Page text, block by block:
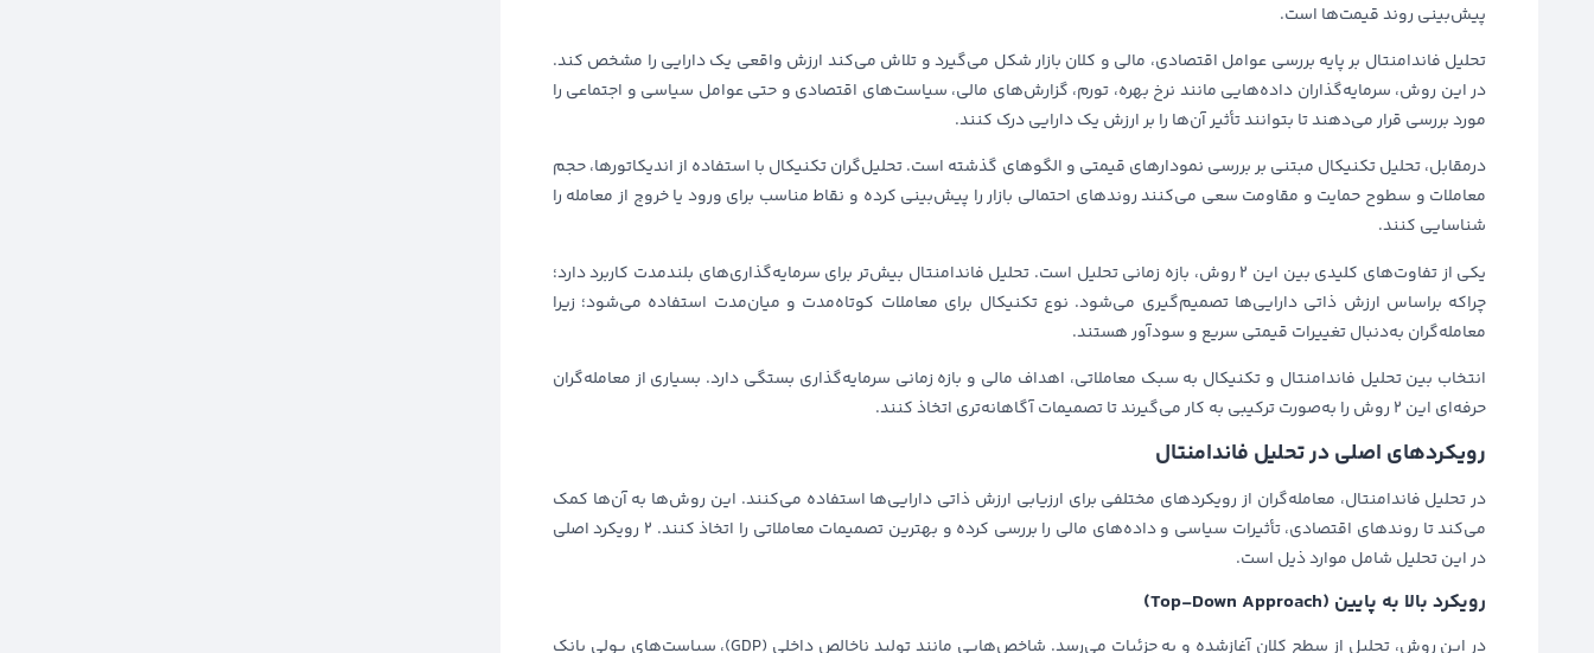
پیش‌بینی روند قیمت‌ها است.
تحلیل فاندامنتال بر پایه بررسی عوامل اقتصادی، مالی و کلان بازار شکل می‌گیرد و تلاش می‌کند ارزش واقعی یک دارایی را مشخص کند.
در این روش، سرمایه‌گذاران داده‌هایی مانند نرخ بهره، تورم، گزارش‌های مالی، سیاست‌های اقتصادی و حتی عوامل سیاسی و اجتماعی را
مورد بررسی قرار می‌دهند تا بتوانند تأثیر آن‌ها را بر ارزش یک دارایی درک کنند.
درمقابل، تحلیل تکنیکال مبتنی بر بررسی نمودارهای قیمتی و الگوهای گذشته است. تحلیل‌گران تکنیکال با استفاده از اندیکاتورها، حجم
معاملات و سطوح حمایت و مقاومت سعی می‌کنند روندهای احتمالی بازار را پیش‌بینی کرده و نقاط مناسب برای ورود یا خروج از معامله را
شناسایی کنند.
یکی از تفاوت‌های کلیدی بین این 2 روش، بازه زمانی تحلیل است. تحلیل فاندامنتال بیش‌تر برای سرمایه‌گذاری‌های بلندمدت کاربرد دارد؛
چراکه براساس ارزش ذاتی دارایی‌ها تصمیم‌گیری می‌شود. نوع تکنیکال برای معاملات کوتاه‌مدت و میان‌مدت استفاده می‌شود؛ زیرا
معامله‌گران به‌دنبال تغییرات قیمتی سریع و سودآور هستند.
انتخاب بین تحلیل فاندامنتال و تکنیکال به سبک معاملاتی، اهداف مالی و بازه زمانی سرمایه‌گذاری بستگی دارد. بسیاری از معامله‌گران
حرفه‌ای این 2 روش را به‌صورت ترکیبی به کار می‌گیرند تا تصمیمات آگاهانه‌تری اتخاذ کنند.
رویکردهای اصلی در تحلیل فاندامنتال
در تحلیل فاندامنتال، معامله‌گران از رویکردهای مختلفی برای ارزیابی ارزش ذاتی دارایی‌ها استفاده می‌کنند. این روش‌ها به آن‌ها کمک
می‌کند تا روندهای اقتصادی، تأثیرات سیاسی و داده‌های مالی را بررسی کرده و بهترین تصمیمات معاملاتی را اتخاذ کنند. 2 رویکرد اصلی
در این تحلیل شامل موارد ذیل است.
رویکرد بالا به پایین (Top-Down Approach)
در این روش، تحلیل از سطح کلان آغازشده و به جزئیات می‌رسد. شاخص‌هایی مانند تولید ناخالص داخلی (GDP)، سیاست‌های پولی بانک